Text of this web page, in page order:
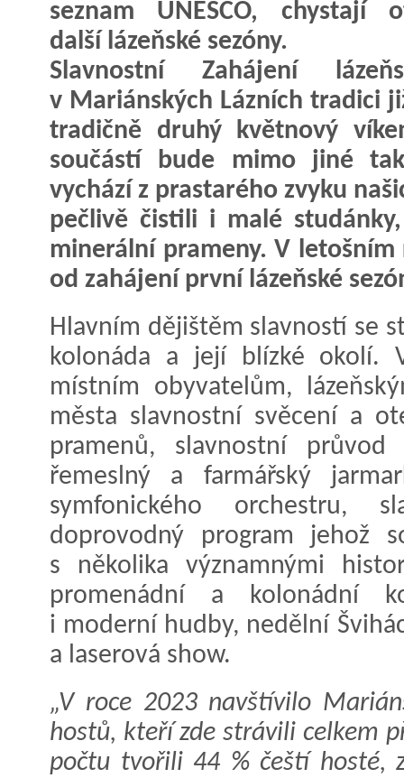
seznam UNESCO, chystají
další lázeňské sezóny.
Slavnostní Zahájení
v Mariánských Lázních tradici
tradičně druhý květnový
součástí bude mimo jiné
vychází z prastarého zvyku
pečlivě čistili i malé
minerální prameny. V
od zahájení první lázeňské
Hlavním dějištěm slavností se
kolonáda a její blízké okolí.
místním obyvatelům,
města slavnostní svěcení a
pramenů, slavnostní
řemeslný a farmářský
symfonického orchestru,
doprovodný program jehož
s několika významnými
promenádní a kolonádní
i moderní hudby, nedělní
a laserová show.
„V roce 2023 navštívilo
hostů, kteří zde strávili celkem
počtu tvořili 44 % čeští hosté,